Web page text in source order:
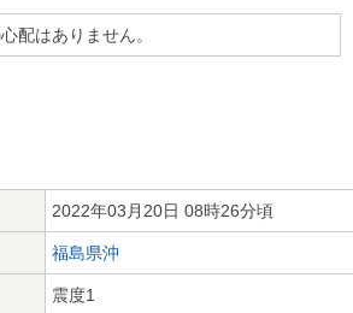
配はありません。
2022年03月20日 08時26分頃
福島県沖
震度1